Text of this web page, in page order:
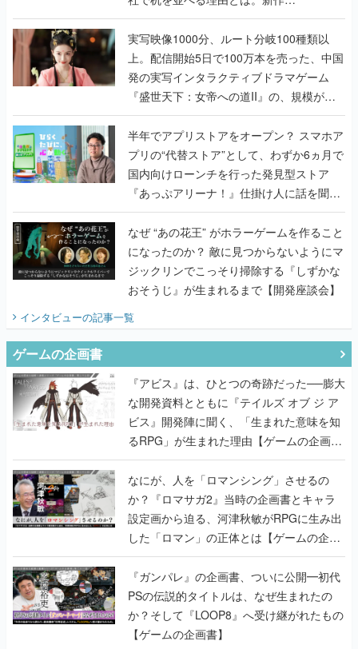
『TATSUJIN EXTREME』で初タッグを組
んだレジェンド2人に訊く開発秘話
実写映像1000分、ルート分岐100種類以
上。配信開始5日で100万本を売った、中国
発の実写インタラクティブドラマゲーム
『盛世天下：女帝への道II』の、規模が違
うこだわりをプロデューサーに聞いた
半年でアプリストアをオープン？ スマホア
プリの“代替ストア”として、わずか6ヵ月で
国内向けローンチを行った発見型ストア
『あっぷアリーナ！』仕掛け人に話を聞い
てみた
なぜ “あの花王” がホラーゲームを作ること
になったのか？ 敵に見つからないようにマ
ジックリンでこっそり掃除する『しずかな
おそうじ』が生まれるまで【開発座談会】
インタビューの記事一覧
ゲームの企画書
『アビス』は、ひとつの奇跡だった──膨大
な開発資料とともに『テイルズ オブ ジ ア
ビス』開発陣に聞く、「生まれた意味を知
るRPG」が生まれた理由【ゲームの企画
書】
なにが、人を「ロマンシング」させるの
か？『ロマサガ2』当時の企画書とキャラ
設定画から迫る、河津秋敏がRPGに生み出
した「ロマン」の正体とは【ゲームの企画
書】
『ガンパレ』の企画書、ついに公開━初代
PSの伝説的タイトルは、なぜ生まれたの
か？そして『LOOP8』へ受け継がれたもの
【ゲームの企画書】